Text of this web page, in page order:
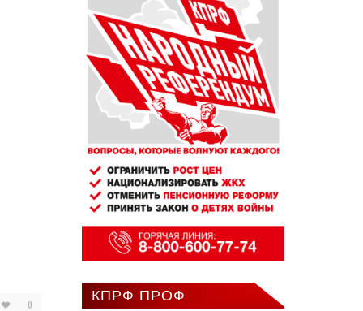
0
КПРФ ПРОФ